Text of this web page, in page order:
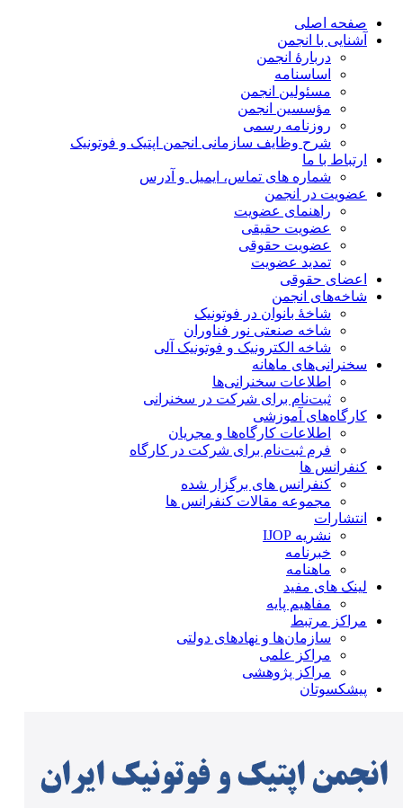
صفحه اصلی
آشنایی با انجمن
دربارۀ انجمن
اساسنامه
مسئولین انجمن
مؤسسین انجمن
روزنامه رسمی
شرح وظایف سازمانی انجمن اپتیک و فوتونیک
ارتباط با ما
شماره های تماس، ایمیل و آدرس
عضویت در انجمن
راهنمای عضویت
عضویت حقیقی
عضویت حقوقی
تمدید عضویت
اعضای حقوقی
شاخه‌های انجمن
شاخۀ بانوان در فوتونیک
شاخه صنعتی نور فناوران
شاخه‌ الکترونیک و فوتونیک آلی
سخنرانی‌های ماهانه
اطلاعات سخنرانی‌‌ها
ثبت‌نام برای شرکت در سخنرانی
کارگاه‌های آموزشی
اطلاعات کارگاه‌ها و مجریان
فرم ثبت‌نام برای شرکت در کارگاه
کنفرانس ها
کنفرانس های برگزار شده
مجموعه مقالات کنفرانس ها
انتشارات
نشریه IJOP
خبرنامه
ماهنامه
لینک های مفید
مفاهیم پایه
مراکز مرتبط
سازمان‌ها و نهادهای دولتی
مراکز علمی
مراکز پژوهشی
پیشکسوتان